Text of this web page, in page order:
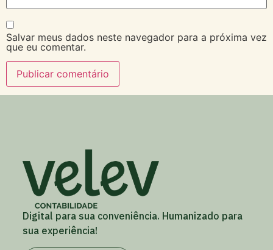
Salvar meus dados neste navegador para a próxima vez
que eu comentar.
Digital para sua conveniência. Humanizado para
sua experiência!